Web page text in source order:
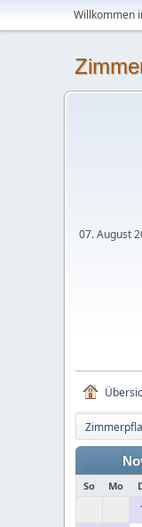
Willkommen
07. August
So Mo